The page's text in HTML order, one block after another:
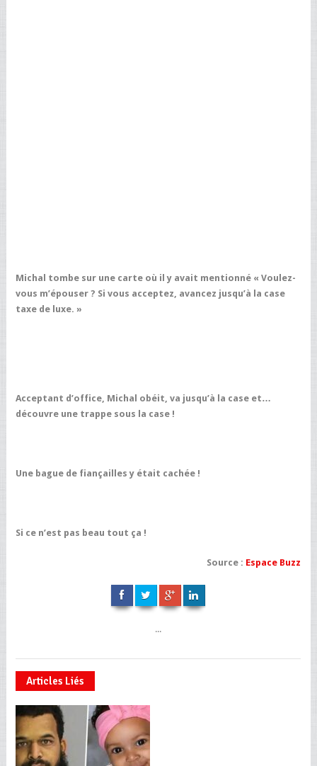
Michal tombe sur une carte où il y avait mentionné « Voulez-
vous m’épouser ? Si vous acceptez, avancez jusqu’à la case
taxe de luxe. »
Acceptant d’office, Michal obéit, va jusqu’à la case et…
découvre une trappe sous la case !
Une bague de fiançailles y était cachée !
Si ce n’est pas beau tout ça !
Source : Espace Buzz
...
Articles Liés